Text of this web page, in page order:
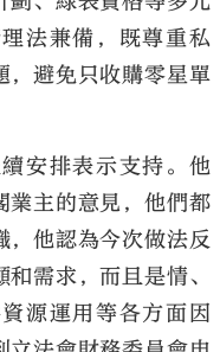
法兼備，既尊重私
，避免只收購零星單
安排表示支持。他
業主的意見，他們都
，他認為今次做法反
需求，而且是情、
源運用等各方面因